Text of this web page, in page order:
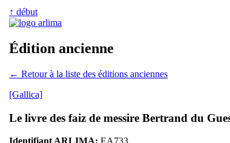
↑ début
Édition ancienne
← Retour à la liste des éditions anciennes
[Gallica]
Le livre des faiz de messire Bertrand du